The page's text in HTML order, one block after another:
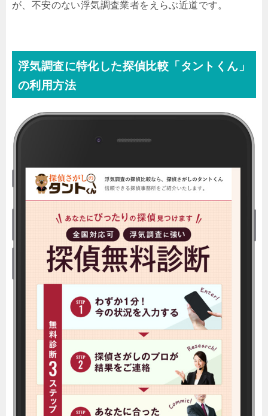
が、不安のない浮気調査業者をえらぶ近道です。
浮気調査に特化した探偵比較「タントくん」
の利用方法